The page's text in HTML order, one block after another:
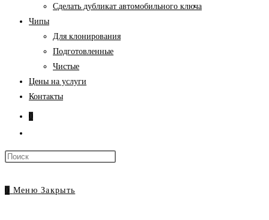
Cделать дубликат автомобильного ключа
Чипы
Для клонирования
Подготовленные
Чистые
Цены на услуги
Контакты
0
по
сайту
0 Меню Закрыть